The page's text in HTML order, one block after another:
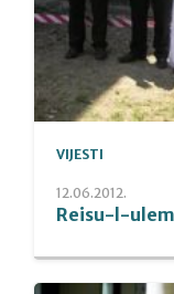
VIJESTI
12.06.2012.
Reisu-l-